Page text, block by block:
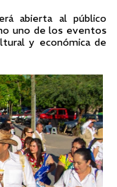
abierta al público
uno de los eventos
y económica de